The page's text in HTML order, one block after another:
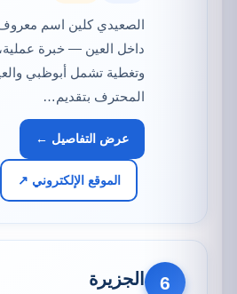
الصعيدي كلين اسم
داخل العين — خبرة
وتغطية تشمل أبوظبي
المحترف بتقديم…
عرض التفاصيل ←
الموقع الإلكتروني ↗
6 الجزيرة